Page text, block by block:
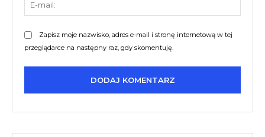
Zapisz moje nazwisko, adres e-mail i stronę internetową w tej
przeglądarce na następny raz, gdy skomentuję.